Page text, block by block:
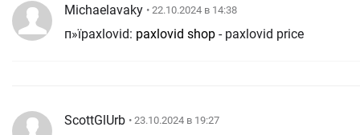
Michaelavaky • 22.10.2024 в 14:38
п»їpaxlovid: paxlovid shop - paxlovid price
ScottGlUrb • 23.10.2024 в 19:27